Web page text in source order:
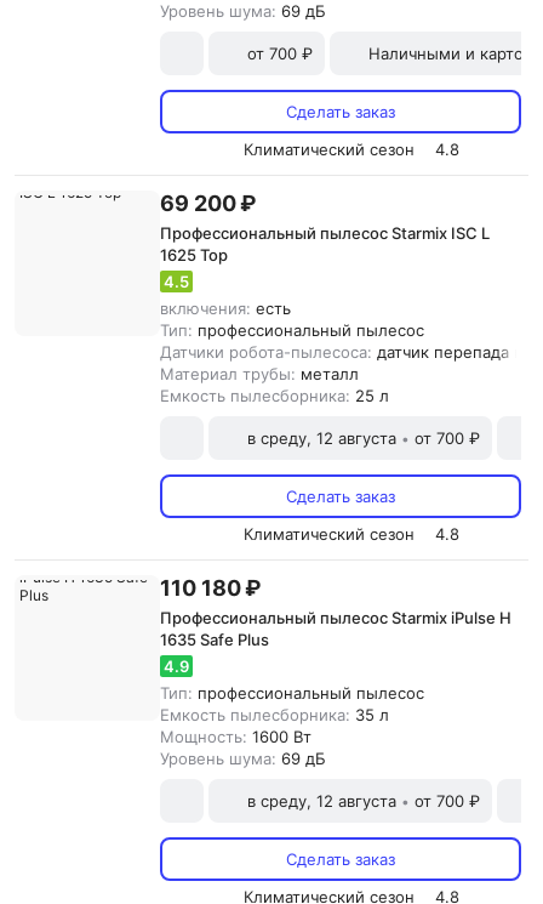
Уровень шума: 69 дБ
от 700 ₽ Наличными и картой
Сделать заказ
Климатический сезон
4.8
69 200 ₽
Профессиональный пылесос Starmix ISC L
1625 Top
4.5
включения: есть
Тип: профессиональный пылесос
Датчики робота-пылесоса: датчик перепада
Материал трубы: металл
Емкость пылесборника: 25 л
в среду, 12 августа • от 700 ₽
Сделать заказ
Климатический сезон
4.8
110 180 ₽
Профессиональный пылесос Starmix iPulse H
1635 Safe Plus
4.9
Тип: профессиональный пылесос
Емкость пылесборника: 35 л
Мощность: 1600 Вт
Уровень шума: 69 дБ
в среду, 12 августа • от 700 ₽
Сделать заказ
Климатический сезон
4.8